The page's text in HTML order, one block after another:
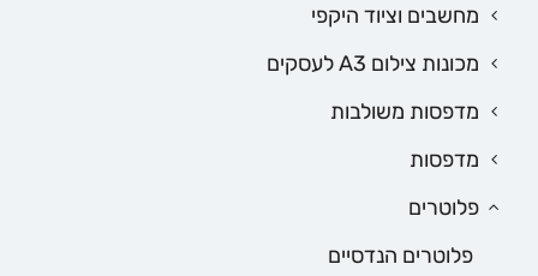
מחשבים וציוד היקפי
מכונות צילום A3 לעסקים
מדפסות משולבות
מדפסות
פלוטרים
פלוטרים הנדסיים